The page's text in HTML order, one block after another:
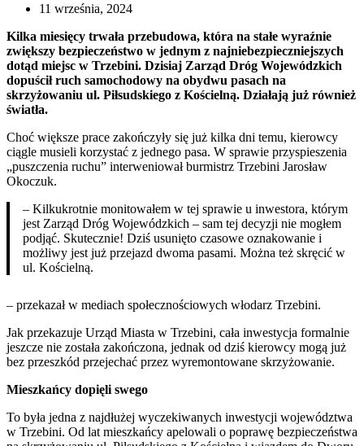
11 września, 2024
Kilka miesięcy trwała przebudowa, która na stałe wyraźnie
zwiększy bezpieczeństwo w jednym z najniebezpieczniejszych
dotąd miejsc w Trzebini. Dzisiaj Zarząd Dróg Wojewódzkich
dopuścił ruch samochodowy na obydwu pasach na
skrzyżowaniu ul. Piłsudskiego z Kościelną. Działają już również
światła.
Choć większe prace zakończyły się już kilka dni temu, kierowcy
ciągle musieli korzystać z jednego pasa. W sprawie przyspieszenia
„puszczenia ruchu” interweniował burmistrz Trzebini Jarosław
Okoczuk.
– Kilkukrotnie monitowałem w tej sprawie u inwestora, którym
jest Zarząd Dróg Wojewódzkich – sam tej decyzji nie mogłem
podjąć. Skutecznie! Dziś usunięto czasowe oznakowanie i
możliwy jest już przejazd dwoma pasami. Można też skręcić w
ul. Kościelną.
– przekazał w mediach społecznościowych włodarz Trzebini.
Jak przekazuje Urząd Miasta w Trzebini, cała inwestycja formalnie
jeszcze nie została zakończona, jednak od dziś kierowcy mogą już
bez przeszkód przejechać przez wyremontowane skrzyżowanie.
Mieszkańcy dopięli swego
To była jedna z najdłużej wyczekiwanych inwestycji województwa
w Trzebini. Od lat mieszkańcy apelowali o poprawę bezpieczeństwa